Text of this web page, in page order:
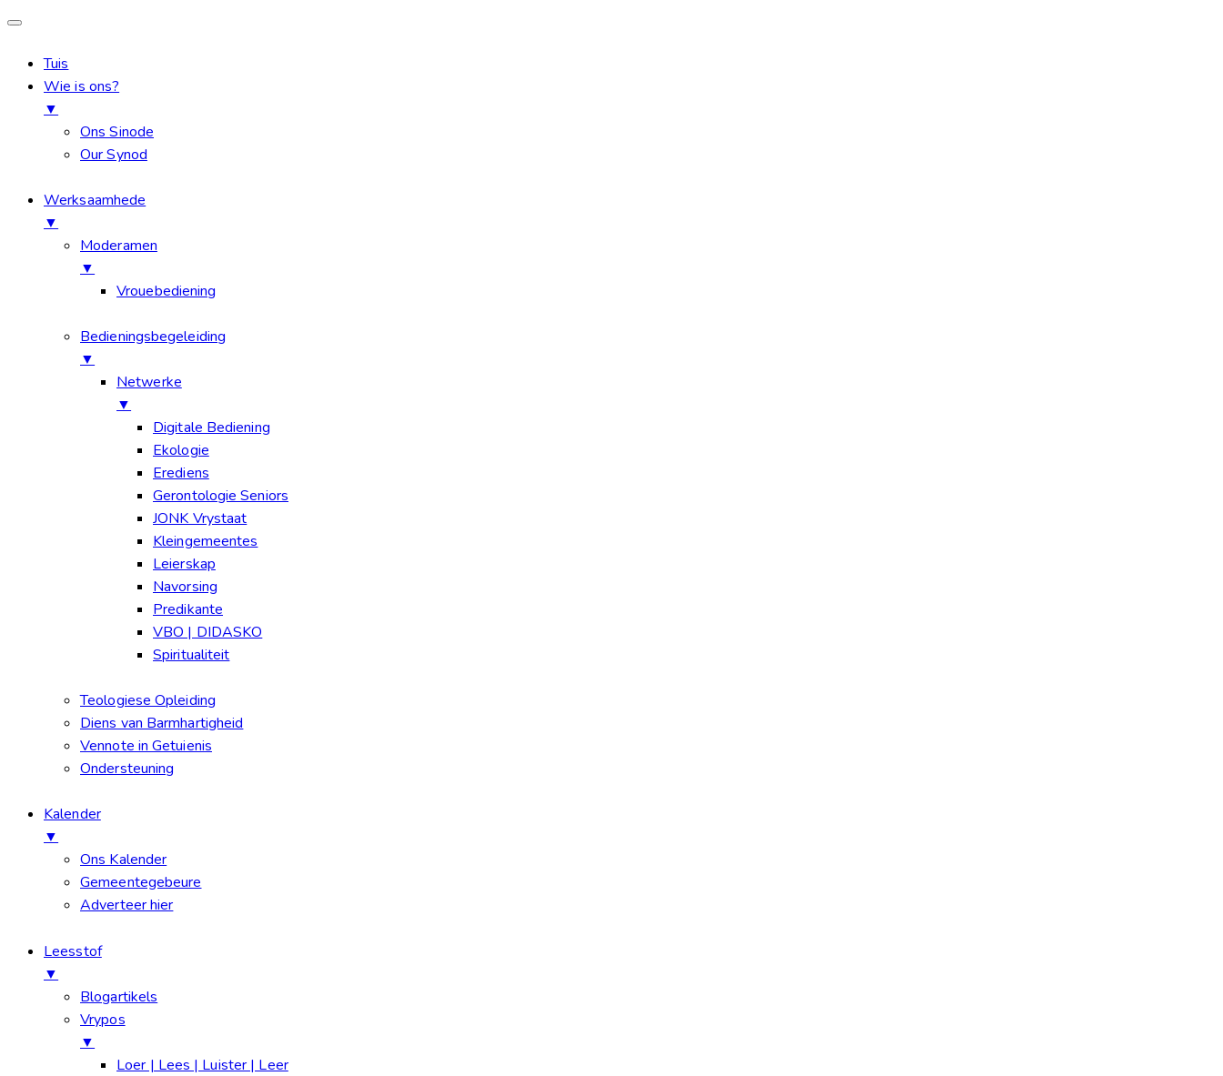
Tuis
Wie is ons?
▼
Ons Sinode
Our Synod
Werksaamhede
▼
Moderamen
▼
Vrouebediening
Bedieningsbegeleiding
▼
Netwerke
▼
Digitale Bediening
Ekologie
Erediens
Gerontologie Seniors
JONK Vrystaat
Kleingemeentes
Leierskap
Navorsing
Predikante
VBO | DIDASKO
Spiritualiteit
Teologiese Opleiding
Diens van Barmhartigheid
Vennote in Getuienis
Ondersteuning
Kalender
▼
Ons Kalender
Gemeentegebeure
Adverteer hier
Leesstof
▼
Blogartikels
Vrypos
▼
Loer | Lees | Luister | Leer